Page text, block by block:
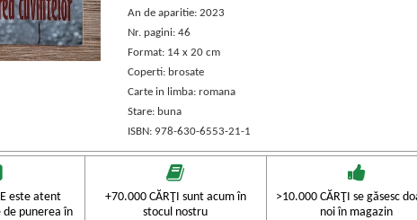
An de aparitie: 2023
Nr. pagini: 46
Format: 14 x 20 cm
Coperti: brosate
Carte in limba: romana
Stare: buna
ISBN: 978-630-6553-21-1
este atent
punerea în
+70.000 CĂRŢI sunt acum în
stocul nostru
>10.000 CĂRŢI se găsesc
noi în magazin